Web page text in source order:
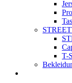
T-